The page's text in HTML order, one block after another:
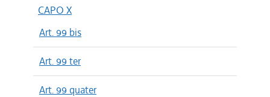
CAPO X
Art. 99 bis
Art. 99 ter
Art. 99 quater